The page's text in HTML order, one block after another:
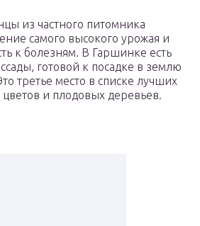
из частного питомника
самого высокого урожая и
к болезням. В Гаршинке есть
готовой к посадке в землю
третье место в списке лучших
и плодовых деревьев.